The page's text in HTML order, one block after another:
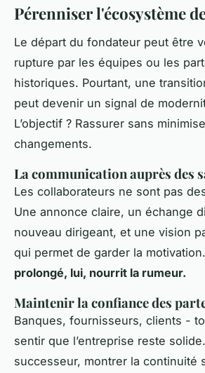
Pérenniser l'écosystème
Le départ du fondateur peut être
rupture par les équipes ou les
historiques. Pourtant, une
peut devenir un signal de
L’objectif ? Rassurer sans
changements.
La communication auprès des
Les collaborateurs ne sont pas
Une annonce claire, un échange
nouveau dirigeant, et une vision
qui permet de garder la motivation.
prolongé, lui, nourrit la rumeur.
Maintenir la confiance des
Banques, fournisseurs, clients -
sentir que l’entreprise reste
successeur, montrer la continuité